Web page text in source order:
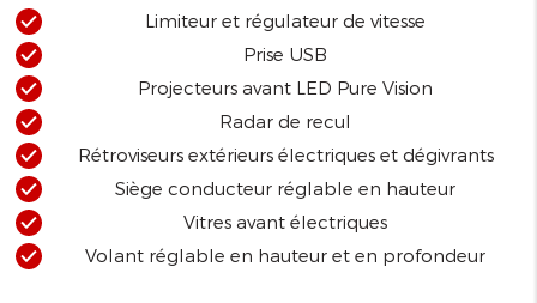
Limiteur et régulateur de vitesse
Prise USB
Projecteurs avant LED Pure Vision
Radar de recul
Rétroviseurs extérieurs électriques et dégivrants
Siège conducteur réglable en hauteur
Vitres avant électriques
Volant réglable en hauteur et en profondeur